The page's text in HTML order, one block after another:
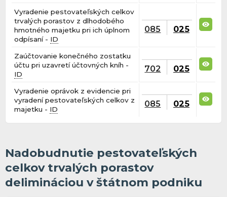
Vyradenie pestovateľských celkov
trvalých porastov z dlhodobého
hmotného majetku pri ich úplnom
odpísaní - ID
085 025
Zaúčtovanie konečného zostatku
účtu pri uzavretí účtovných kníh -
ID
702 025
Vyradenie oprávok z evidencie pri
vyradení pestovateľských celkov z
majetku - ID
085 025
Nadobudnutie pestovateľských
celkov trvalých porastov
delimináciou v štátnom podniku